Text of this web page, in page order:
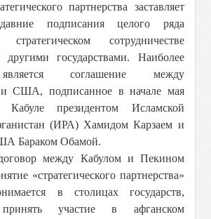
партнерства заставляет
подписания целого ряда
сотрудничестве
другими государствами. Наиболее
соглашение между
и США, подписанное в начале мая
президентом Исламской
(ИРА) Хамидом Карзаем и
Бараком Обамой.
между Кабулом и Пекином
«стратегического партнерства»
в столицах государств,
принять участие в афганском